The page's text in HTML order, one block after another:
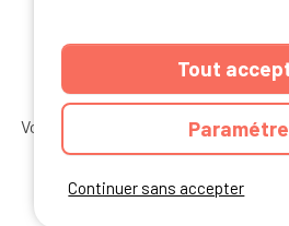
Vous souhaitez bénéficier des
Abonnez-vous à la
S'ABONNER
Continuer sans accepter
Tout